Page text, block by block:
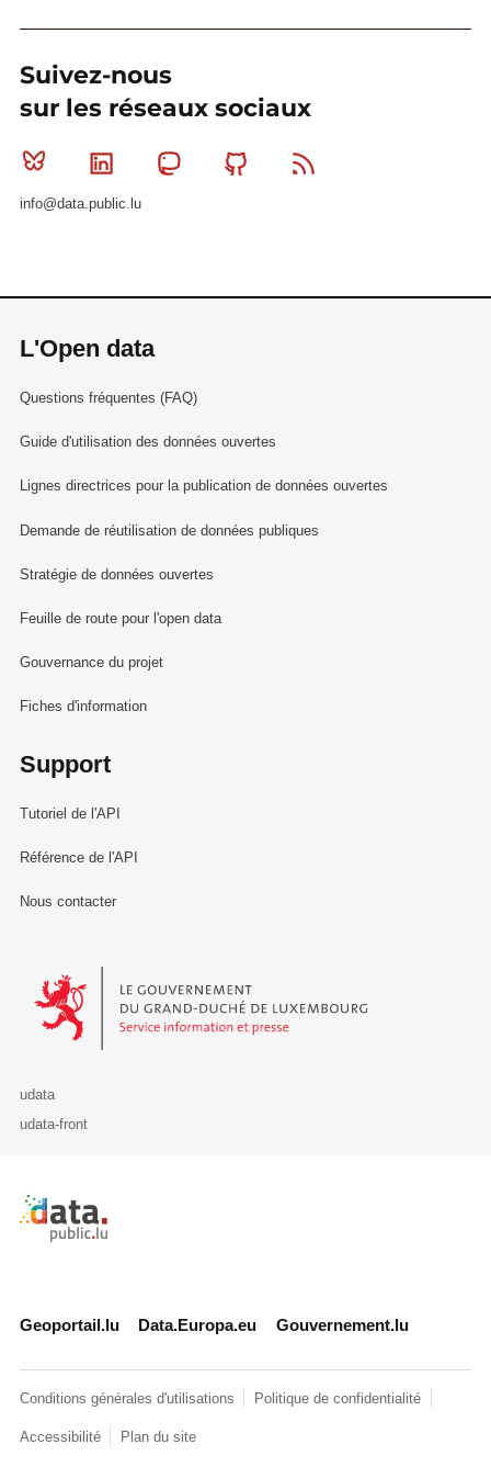
Suivez-nous
sur les réseaux sociaux
Bluesky Linkedin MastodonGithub
info@data.public.lu
L'Open data
Questions fréquentes (FAQ)
Guide d'utilisation des données ouvertes
Lignes directrices pour la publication de données ouvertes
Demande de réutilisation de données publiques
Stratégie de données ouvertes
Feuille de route pour l'open data
Gouvernance du projet
Fiches d'information
Support
Tutoriel de l'API
Référence de l'API
Nous contacter
Le Gouvernement du Grand-Duché de Luxembourg - Service
udata
udata-front
Retour à l'accueil de data.public.lu
Geoportail.lu Data.Europa.eu Gouvernement.lu
Conditions générales d'utilisations Politique de confidentialité
Accessibilité Plan du site